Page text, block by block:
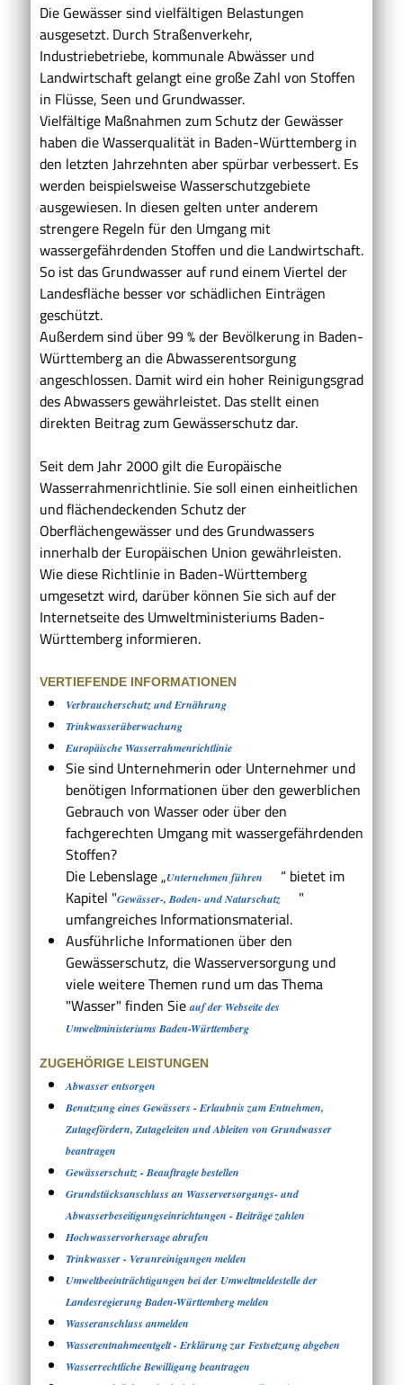
Die Gewässer sind vielfältigen Belastungen
ausgesetzt. Durch Straßenverkehr,
Industriebetriebe, kommunale Abwässer und
Landwirtschaft gelangt eine große Zahl von Stoffen
in Flüsse, Seen und Grundwasser.
Vielfältige Maßnahmen zum Schutz der Gewässer
haben die Wasserqualität in Baden-Württemberg in
den letzten Jahrzehnten aber spürbar verbessert. Es
werden beispielsweise Wasserschutzgebiete
ausgewiesen. In diesen gelten unter anderem
strengere Regeln für den Umgang mit
wassergefährdenden Stoffen und die Landwirtschaft.
So ist das Grundwasser auf rund einem Viertel der
Landesfläche besser vor schädlichen Einträgen
geschützt.
Außerdem sind über 99 % der Bevölkerung in Baden-
Württemberg an die Abwasserentsorgung
angeschlossen. Damit wird ein hoher Reinigungsgrad
des Abwassers gewährleistet. Das stellt einen
direkten Beitrag zum Gewässerschutz dar.
Seit dem Jahr 2000 gilt die Europäische
Wasserrahmenrichtlinie. Sie soll einen einheitlichen
und flächendeckenden Schutz der
Oberflächengewässer und des Grundwassers
innerhalb der Europäischen Union gewährleisten.
Wie diese Richtlinie in Baden-Württemberg
umgesetzt wird, darüber können Sie sich auf der
Internetseite des Umweltministeriums Baden-
Württemberg informieren.
VERTIEFENDE INFORMATIONEN
Verbraucherschutz und Ernährung
Trinkwasserüberwachung
Europäische Wasserrahmenrichtlinie
Sie sind Unternehmerin oder Unternehmer und
benötigen Informationen über den gewerblichen
Gebrauch von Wasser oder über den
fachgerechten Umgang mit wassergefährdenden
Stoffen?
Die Lebenslage „Unternehmen führen
“ bietet im
Kapitel "Gewässer-, Boden- und Naturschutz
"
umfangreiches Informationsmaterial.
Ausführliche Informationen über den
Gewässerschutz, die Wasserversorgung und
viele weitere Themen rund um das Thema
"Wasser" finden Sieauf der Webseite des
Umweltministeriums Baden-Württemberg
ZUGEHÖRIGE LEISTUNGEN
Abwasser entsorgen
Benutzung eines Gewässers - Erlaubnis zum Entnehmen,
Zutagefördern, Zutageleiten und Ableiten von Grundwasser
beantragen
Gewässerschutz - Beauftragte bestellen
Grundstücksanschluss an Wasserversorgungs- und
Abwasserbeseitigungseinrichtungen - Beiträge zahlen
Hochwasservorhersage abrufen
Trinkwasser - Verunreinigungen melden
Umweltbeeinträchtigungen bei der Umweltmeldestelle der
Landesregierung Baden-Württemberg melden
Wasseranschluss anmelden
Wasserentnahmeentgelt - Erklärung zur Festsetzung abgeben
Wasserrechtliche Bewilligung beantragen